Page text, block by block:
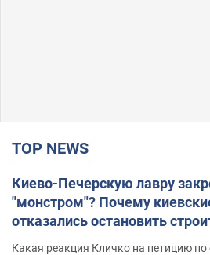
TOP NEWS
Киево-Печерскую лавру
"монстром"? Почему
отказались остановить
Какая реакция Кличко на петицию по